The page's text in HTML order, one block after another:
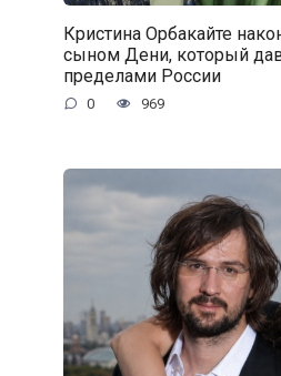
Кристина Орбакайте
сыном Дени, который
пределами России
0 969